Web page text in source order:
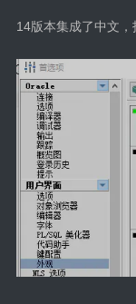
14版本集成了中文